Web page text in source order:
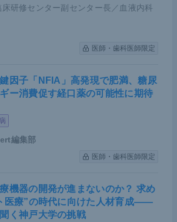
床研修センター副センター長／血液内科
医師・歯科医師限定
因子「NFIA」高発現で肥満、糖尿
ー消費促す経口薬の可能性に期待
編集部
医師・歯科医師限定
機器の開発が進まないのか？ 求め
医療”の時代に向けた人材育成――
く神戸大学の挑戦